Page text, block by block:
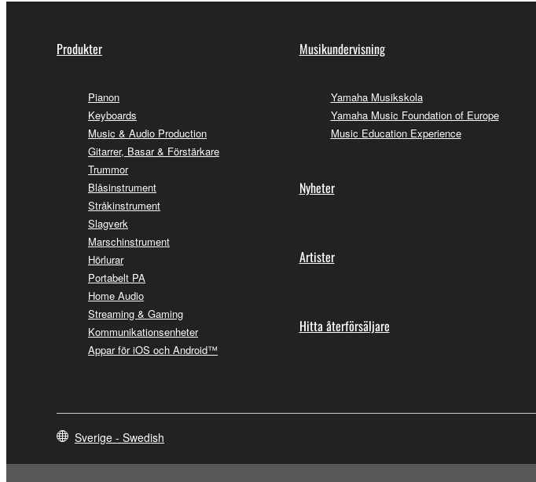
Produkter
Pianon
Keyboards
Music & Audio Production
Gitarrer, Basar & Förstärkare
Trummor
Blåsinstrument
Stråkinstrument
Slagverk
Marschinstrument
Hörlurar
Portabelt PA
Home Audio
Streaming & Gaming
Kommunikationsenheter
Appar för iOS och Android™
Musikundervisning
Yamaha Musikskola
Yamaha Music Foundation of Europe
Music Education Experience
Nyheter
Artister
Hitta återförsäljare
Sverige - Swedish